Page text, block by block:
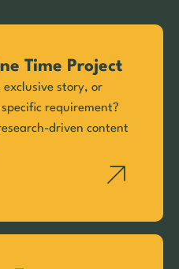
Time Project
story, or
requirement?
driven content